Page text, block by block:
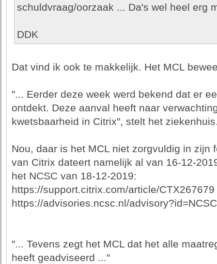
schuldvraag/oorzaak ... Da's wel heel erg
DDK
Dat vind ik ook te makkelijk. Het MCL
"... Eerder deze week werd bekend dat er
ontdekt. Deze aanval heeft naar
kwetsbaarheid in Citrix", stelt het
Nou, daar is het MCL niet zorgvuldig in zijn
van Citrix dateert namelijk al van 16-12-
het NCSC van 18-12-2019:
https://support.citrix.com/article/CTX267679
https://advisories.ncsc.nl/
"... Tevens zegt het MCL dat het alle
heeft geadviseerd ..."